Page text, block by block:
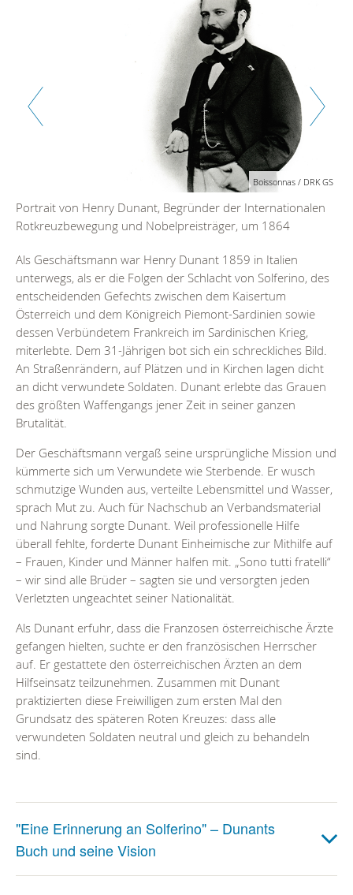
Zurück
Boissonnas / DRK GS
Portrait von Henry Dunant, Begründer der Internationalen
Rotkreuzbewegung und Nobelpreisträger, um 1864
Weiter
Als Geschäftsmann war Henry Dunant 1859 in Italien
unterwegs, als er die Folgen der Schlacht von Solferino, des
entscheidenden Gefechts zwischen dem Kaisertum
Österreich und dem Königreich Piemont-Sardinien sowie
dessen Verbündetem Frankreich im Sardinischen Krieg,
miterlebte. Dem 31-Jährigen bot sich ein schreckliches Bild.
An Straßenrändern, auf Plätzen und in Kirchen lagen dicht
an dicht verwundete Soldaten. Dunant erlebte das Grauen
des größten Waffengangs jener Zeit in seiner ganzen
Brutalität.
Der Geschäftsmann vergaß seine ursprüngliche Mission und
kümmerte sich um Verwundete wie Sterbende. Er wusch
schmutzige Wunden aus, verteilte Lebensmittel und Wasser,
sprach Mut zu. Auch für Nachschub an Verbandsmaterial
und Nahrung sorgte Dunant. Weil professionelle Hilfe
überall fehlte, forderte Dunant Einheimische zur Mithilfe auf
– Frauen, Kinder und Männer halfen mit. „Sono tutti fratelli“
– wir sind alle Brüder – sagten sie und versorgten jeden
Verletzten ungeachtet seiner Nationalität.
Als Dunant erfuhr, dass die Franzosen österreichische Ärzte
gefangen hielten, suchte er den französischen Herrscher
auf. Er gestattete den österreichischen Ärzten an dem
Hilfseinsatz teilzunehmen. Zusammen mit Dunant
praktizierten diese Freiwilligen zum ersten Mal den
Grundsatz des späteren Roten Kreuzes: dass alle
verwundeten Soldaten neutral und gleich zu behandeln
sind.
"Eine Erinnerung an Solferino" – Dunants
Buch und seine Vision